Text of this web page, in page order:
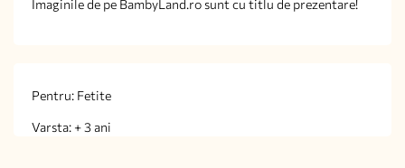
Imaginile de pe BambyLand.ro sunt cu titlu de prezentare!
Pentru: Fetite
Varsta: + 3 ani